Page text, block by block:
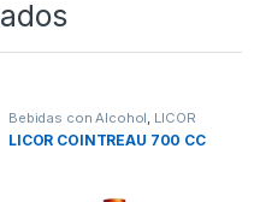
Bebidas con Alcohol, LICOR
LICOR COINTREAU 700 CC